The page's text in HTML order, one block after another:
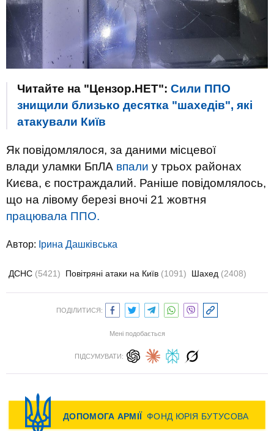
Читайте на "Цензор.НЕТ": Сили ППО
знищили близько десятка "шахедів", які
атакували Київ
Як повідомлялося, за даними місцевої
влади уламки БпЛА впали у трьох районах
Києва, є постраждалий. Раніше повідомлялось,
що на лівому березі вночі 21 жовтня
працювала ППО.
Автор: Ірина Дашківська
ДСНС (5421) Повітряні атаки на Київ (1091) Шахед (2408)
ПОДІЛИТИСЯ:
Мені подобається
ПІДСУМУВАТИ: